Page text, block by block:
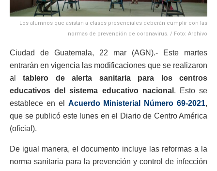
Los alumnos que asistan a clases presenciales deberán cumplir con las
normas de prevención de coronavirus. / Foto: Archivo
Ciudad de Guatemala, 22 mar (AGN).- Este martes
entrarán en vigencia las modificaciones que se realizaron
altablero de alerta sanitaria para los centros
educativos del sistema educativo nacional . Esto se
establece en el Acuerdo Ministerial Número 69-2021,
que se publicó este lunes en el Diario de Centro América
(oficial).
De igual manera, el documento incluye las reformas a la
norma sanitaria para la prevención y control de infección